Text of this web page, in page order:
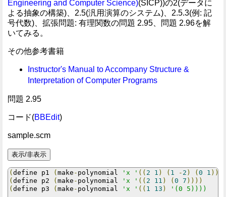
Engineering and Computer Science)(SICP))の2(データに
よる抽象の構築)、2.5(汎用演算のシステム)、2.5.3(例: 記
号代数)、拡張問題: 有理関数の問題 2.95、問題 2.96を解
いてみる。
その他参考書籍
Instructor's Manual to Accompany Structure &
Interpretation of Computer Programs
問題 2.95
コード(BBEdit)
sample.scm
(define p1 (make - polynomial 'x ' (( 2 1 ) ( 1 - 2 ) (0 1
(define p2 (make - polynomial 'x ' (( 2 11 ) (0 7 ))))
(define p3 (make - polynomial 'x ' (( 1 13 ) '(0 5))))